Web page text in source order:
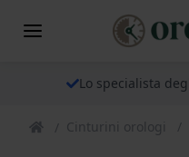
Lo specialista
Cinturini orologi